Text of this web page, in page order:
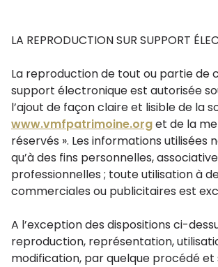
LA REPRODUCTION SUR SUPPORT
La reproduction de tout ou partie de
support électronique est autorisée
l’ajout de façon claire et lisible de la
www.vmfpatrimoine.orget de la
réservés ». Les informations utilisées
qu’à des fins personnelles,
professionnelles ; toute utilisation à
commerciales ou publicitaires est
A l’exception des dispositions ci-
reproduction, représentation,
modification, par quelque procédé et